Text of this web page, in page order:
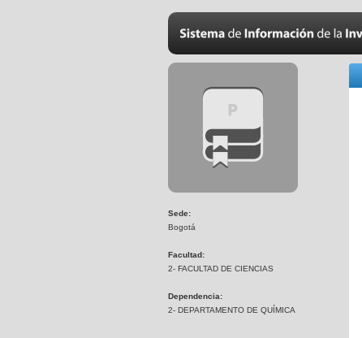
Sede:
Bogotá
Facultad:
2- FACULTAD DE CIENCIAS
Dependencia:
2- DEPARTAMENTO DE QUÍMICA